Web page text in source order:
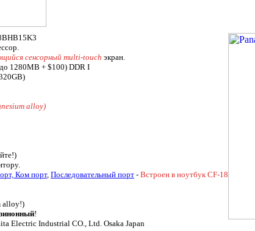
сенсорный multi-touch экран.
1280MB + $100) DDR I
alloy)
Ком порт, Последовательный порт - Встроен в ноутбук CF-18
alloy!)
!
Electric Industrial CO., Ltd. Osaka Japan